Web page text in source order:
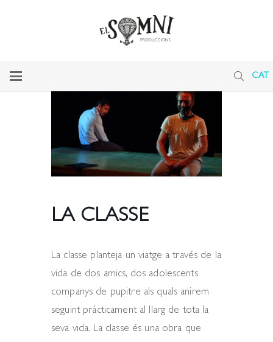
CAT
LA CLASSE
La classe planteja un viatge a través de la
vida de dos amics, dos adolescents
companys de pupitre als quals anirem
seguint pràcticament al llarg de tota la
seva vida. La classe és una obra que